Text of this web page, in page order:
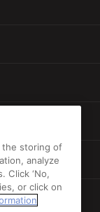
the storing of
analyze
Click ‘No,
or click on